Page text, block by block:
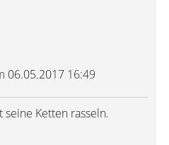
06.05.2017 16:49
Ketten rasseln.